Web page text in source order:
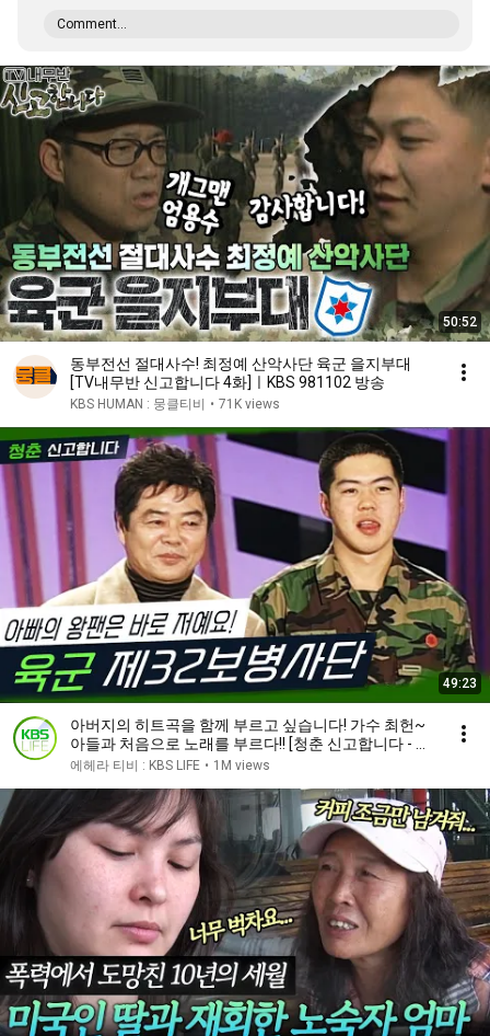
Comment...
50:52
동부전선 절대사수! 최정예 산악사단 육군 을지부대
[TV내무반 신고합니다 4화]ㅣKBS 981102 방송
KBS HUMAN : 뭉클티비 • 71K views
49:23
아버지의 히트곡을 함께 부르고 싶습니다! 가수 최헌~
아들과 처음으로 노래를 부르다!! [청춘 신고합니다 - 육
군 제32보병사단] (KBS 20060210 방송)
에헤라 티비 : KBS LIFE • 1M views